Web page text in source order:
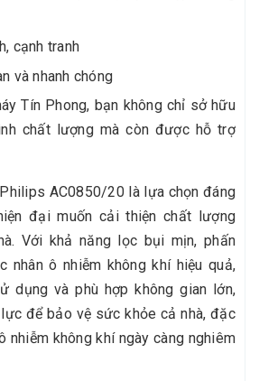
cạnh tranh
và nhanh chóng
Tín Phong, bạn không chỉ sở hữu
chất lượng mà còn được hỗ trợ
AC0850/20 là lựa chọn đáng
đại muốn cải thiện chất lượng
Với khả năng lọc bụi mịn, phấn
nhân ô nhiễm không khí hiệu quả,
dụng và phù hợp không gian lớn,
để bảo vệ sức khỏe cả nhà, đặc
nhiễm không khí ngày càng nghiêm